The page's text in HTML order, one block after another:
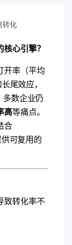
转化
心引擎？​
开率（平均
尾效应，
多数企业仍
高​​等痛点。
合
可复用的
致转化率不